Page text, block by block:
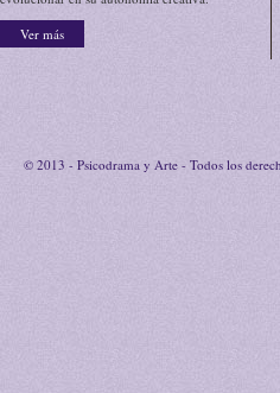
Ver más
© 2013 - Psicodrama y Arte - Todos los